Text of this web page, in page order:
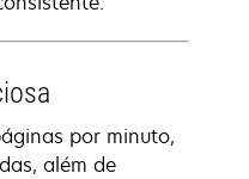
por minuto,
além de